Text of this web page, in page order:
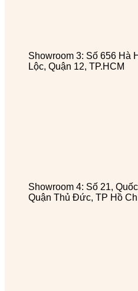
Showroom 3: Số 656 Hà
Lộc, Quận 12, TP.HCM
Showroom 4: Số 21,
Quận Thủ Đức, TP Hồ